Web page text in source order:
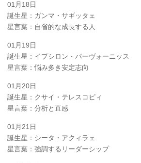
01月18日
誕生星：ガンマ・サギッタェ
星言葉：自省的な成長する人
01月19日
誕生星：イプシロン・パーヴォーニッス
星言葉：悩み多き安定志向
01月20日
誕生星：クサイ・テレスコピィ
星言葉：分析と直感
01月21日
誕生星：シータ・アクィラェ
星言葉：強調するリーダーシップ